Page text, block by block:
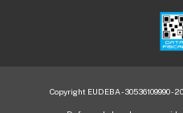
Copyright EUDEBA - 30536109990 -